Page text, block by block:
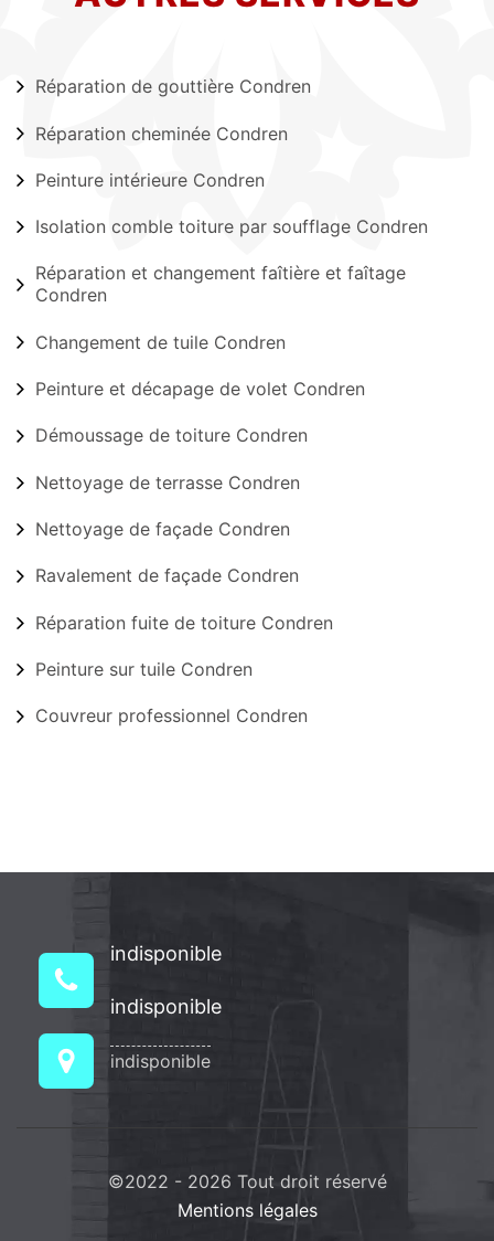
Réparation de gouttière Condren
Réparation cheminée Condren
Peinture intérieure Condren
Isolation comble toiture par soufflage Condren
Réparation et changement faîtière et faîtage
Condren
Changement de tuile Condren
Peinture et décapage de volet Condren
Démoussage de toiture Condren
Nettoyage de terrasse Condren
Nettoyage de façade Condren
Ravalement de façade Condren
Réparation fuite de toiture Condren
Peinture sur tuile Condren
Couvreur professionnel Condren
indisponible
indisponible
indisponible
©2022 - 2026 Tout droit réservé
Mentions légales